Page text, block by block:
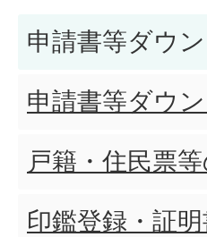
ればよいです
障害福祉サー
する場合は何
申請書等ダウ
申請書等ダウ
戸籍・住民票
印鑑登録・証